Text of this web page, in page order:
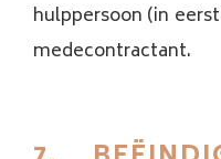
hulppersoon (in